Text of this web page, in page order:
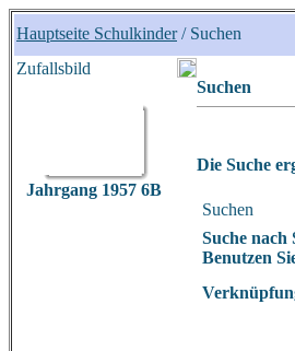
Hauptseite Schulkinder/ Suchen
Zufallsbild
Jahrgang 1957 6B
Suchen
Die Suche
Suchen
Suche nach
Benutzen